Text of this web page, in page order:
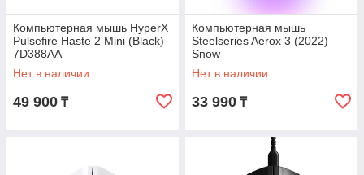
Компьютерная мышь HyperX
Pulsefire Haste 2 Mini (Black)
7D388AA
Нет в наличии
49 900 ₸
Компьютерная мышь
Steelseries Aerox 3 (2022)
Snow
Нет в наличии
33 990 ₸